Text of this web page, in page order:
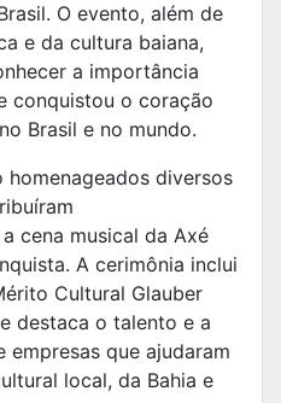
O evento, além de
e da cultura baiana,
a importância
conquistou o coração
Brasil e no mundo.
homenageados diversos
cena musical da Axé
A cerimônia inclui
Cultural Glauber
destaca o talento e a
que ajudaram
local, da Bahia e